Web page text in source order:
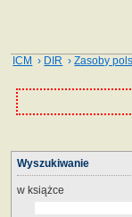
ICM › DIR ›Zasoby
Wyszukiwanie
w książce